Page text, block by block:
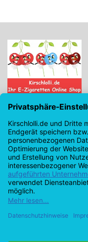
Kirschlolli.de - Ihr
Kirchplatz 7, 96114
0171 - 6124207
info@kirschlolli.de
USt-IdNr.:
Kundendienst